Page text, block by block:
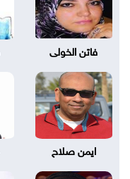
فاتن الخولى
ايمن صلاح